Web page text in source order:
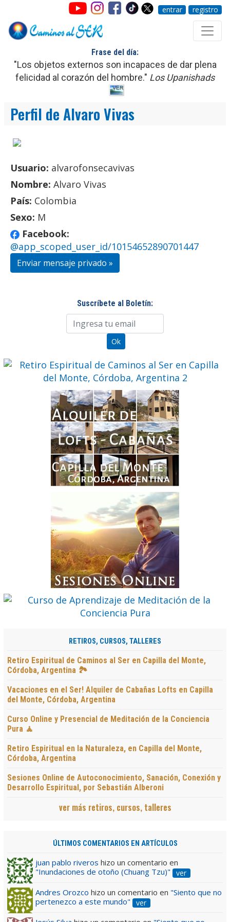
entrar registro
Frase del día:
"Los objetos externos son incapaces de dar plena
felicidad al corazón del hombre." Los Upanishads
Perfil de Alvaro Vivas
Usuario: alvarofonsecavivas
Nombre: Alvaro Vivas
País: Colombia
Sexo: M
Facebook:
@app_scoped_user_id/10154652890701447
Enviar mensaje privado »
Suscríbete al Boletín:
RETIROS, CURSOS, TALLERES
Retiro Espiritual de Caminos al Ser en Capilla del Monte,
Córdoba, Argentina 🏞️
Vacaciones en el Ser! Alquiler de Cabañas Lofts en Capilla
del Monte, Córdoba, Argentina
Curso Online y Presencial de Meditación de la Conciencia
Pura 🧘
Retiro Espiritual en la Naturaleza, en Capilla del Monte,
Córdoba, Argentina
Sesiones Online de Autoconocimiento, Sanación, Conexión y
Desarrollo Espiritual, por Sebastián Alberoni
ver más retiros, cursos, talleres
ÚLTIMOS COMENTARIOS EN ARTÍCULOS
juan pablo riveros hizo un comentario en
"Inundaciones de otoño (Chuang Tzu)"
ver
Andres Orozco hizo un comentario en "Siento que no
pertenezco a este mundo"
ver